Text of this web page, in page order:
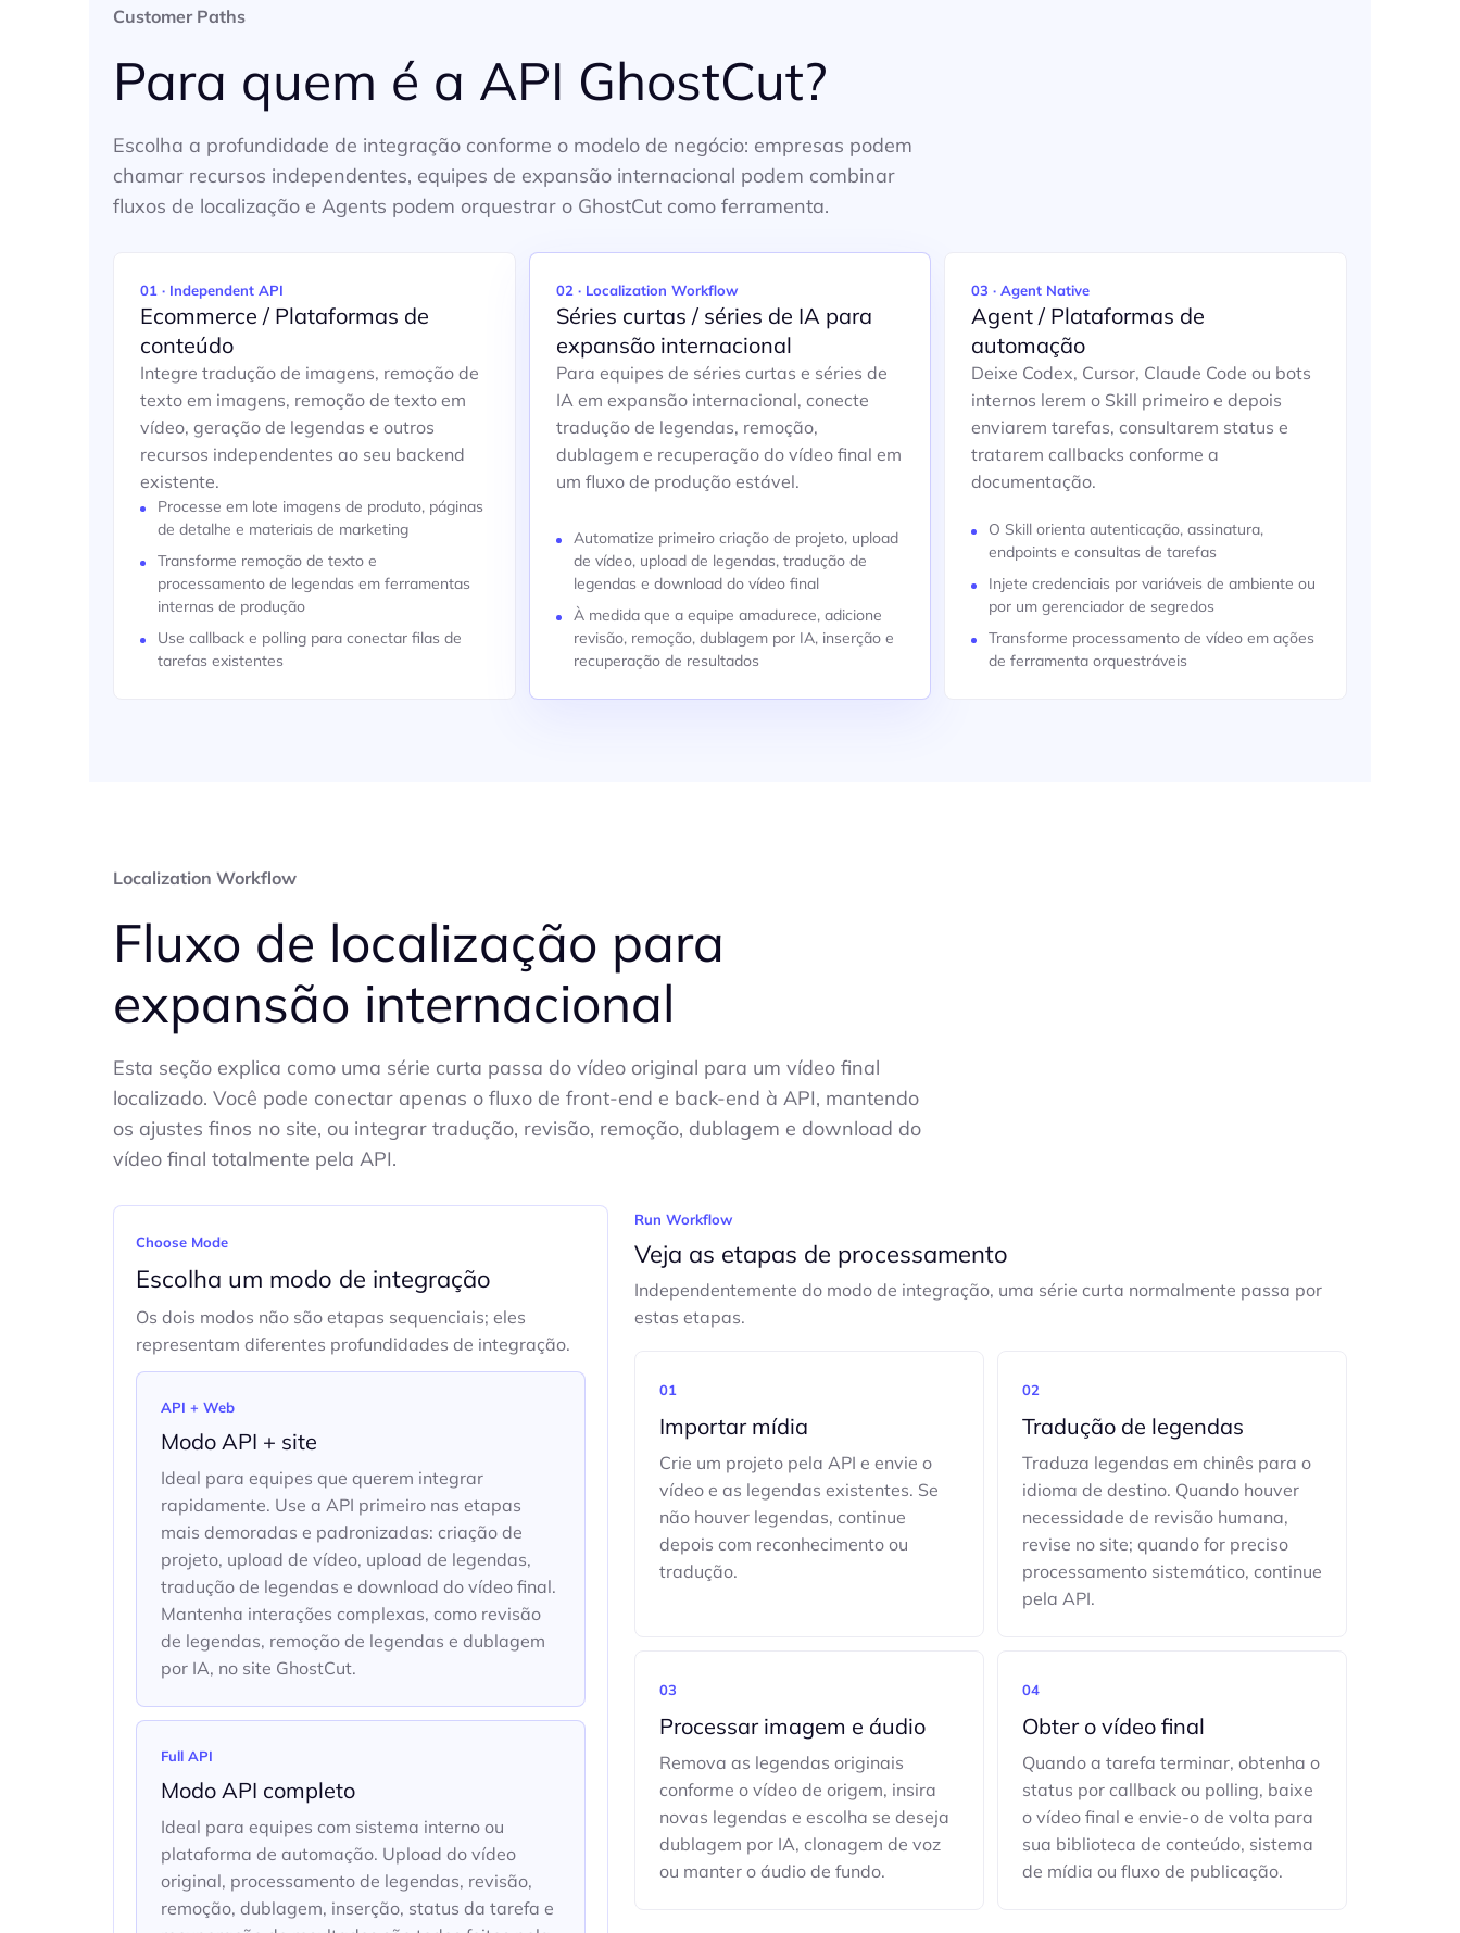
Customer Paths
Para quem é a API GhostCut?
Escolha a profundidade de integração conforme o modelo de negócio: empresas podem
chamar recursos independentes, equipes de expansão internacional podem combinar
fluxos de localização e Agents podem orquestrar o GhostCut como ferramenta.
01 · Independent API
Ecommerce / Plataformas de
conteúdo
Integre tradução de imagens, remoção de
texto em imagens, remoção de texto em
vídeo, geração de legendas e outros
recursos independentes ao seu backend
existente.
Processe em lote imagens de produto, páginas
de detalhe e materiais de marketing
Transforme remoção de texto e
processamento de legendas em ferramentas
internas de produção
Use callback e polling para conectar filas de
tarefas existentes
02 · Localization Workflow
Séries curtas / séries de IA para
expansão internacional
Para equipes de séries curtas e séries de
IA em expansão internacional, conecte
tradução de legendas, remoção,
dublagem e recuperação do vídeo final em
um fluxo de produção estável.
Automatize primeiro criação de projeto, upload
de vídeo, upload de legendas, tradução de
legendas e download do vídeo final
À medida que a equipe amadurece, adicione
revisão, remoção, dublagem por IA, inserção e
recuperação de resultados
03 · Agent Native
Agent / Plataformas de
automação
Deixe Codex, Cursor, Claude Code ou bots
internos lerem o Skill primeiro e depois
enviarem tarefas, consultarem status e
tratarem callbacks conforme a
documentação.
O Skill orienta autenticação, assinatura,
endpoints e consultas de tarefas
Injete credenciais por variáveis de ambiente ou
por um gerenciador de segredos
Transforme processamento de vídeo em ações
de ferramenta orquestráveis
Localization Workflow
Fluxo de localização para
expansão internacional
Esta seção explica como uma série curta passa do vídeo original para um vídeo final
localizado. Você pode conectar apenas o fluxo de front-end e back-end à API, mantendo
os ajustes finos no site, ou integrar tradução, revisão, remoção, dublagem e download do
vídeo final totalmente pela API.
Choose Mode
Escolha um modo de integração
Os dois modos não são etapas sequenciais; eles
representam diferentes profundidades de integração.
API + Web
Modo API + site
Ideal para equipes que querem integrar
rapidamente. Use a API primeiro nas etapas
mais demoradas e padronizadas: criação de
projeto, upload de vídeo, upload de legendas,
tradução de legendas e download do vídeo final.
Mantenha interações complexas, como revisão
de legendas, remoção de legendas e dublagem
por IA, no site GhostCut.
Full API
Modo API completo
Ideal para equipes com sistema interno ou
plataforma de automação. Upload do vídeo
original, processamento de legendas, revisão,
remoção, dublagem, inserção, status da tarefa e
Run Workflow
Veja as etapas de processamento
Independentemente do modo de integração, uma série curta normalmente passa por
estas etapas.
01
Importar mídia
Crie um projeto pela API e envie o
vídeo e as legendas existentes. Se
não houver legendas, continue
depois com reconhecimento ou
tradução.
02
Tradução de legendas
Traduza legendas em chinês para o
idioma de destino. Quando houver
necessidade de revisão humana,
revise no site; quando for preciso
processamento sistemático, continue
pela API.
03
Processar imagem e áudio
Remova as legendas originais
conforme o vídeo de origem, insira
novas legendas e escolha se deseja
dublagem por IA, clonagem de voz
ou manter o áudio de fundo.
04
Obter o vídeo final
Quando a tarefa terminar, obtenha o
status por callback ou polling, baixe
o vídeo final e envie-o de volta para
sua biblioteca de conteúdo, sistema
de mídia ou fluxo de publicação.